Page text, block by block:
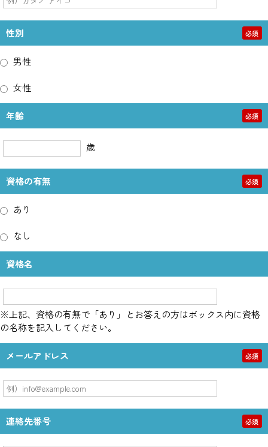
性別 必須
男性
女性
年齢 必須
歳
資格の有無 必須
あり
なし
資格名
※上記、資格の有無で「あり」とお答えの方はボックス内に資格
の名称を記入してください。
メールアドレス 必須
連絡先番号 必須